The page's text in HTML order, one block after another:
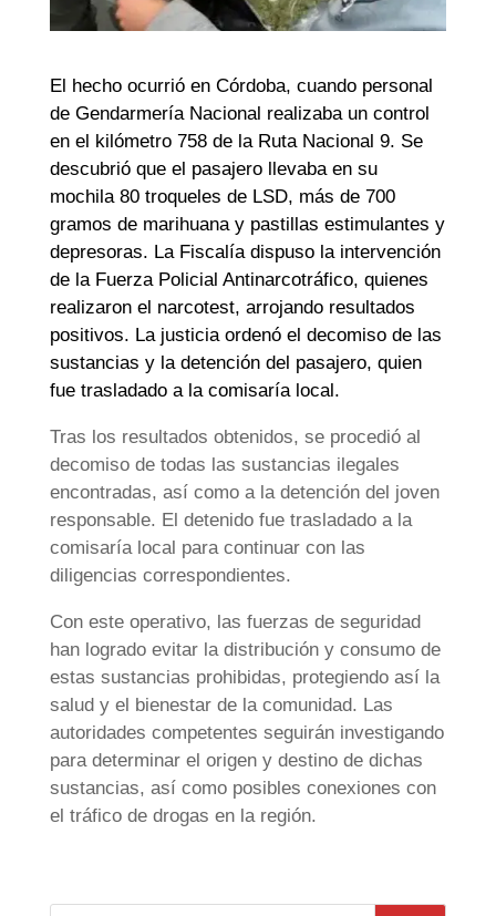
El hecho ocurrió en Córdoba, cuando personal
de Gendarmería Nacional realizaba un control
en el kilómetro 758 de la Ruta Nacional 9. Se
descubrió que el pasajero llevaba en su
mochila 80 troqueles de LSD, más de 700
gramos de marihuana y pastillas estimulantes y
depresoras. La Fiscalía dispuso la intervención
de la Fuerza Policial Antinarcotráfico, quienes
realizaron el narcotest, arrojando resultados
positivos. La justicia ordenó el decomiso de las
sustancias y la detención del pasajero, quien
fue trasladado a la comisaría local.
Tras los resultados obtenidos, se procedió al
decomiso de todas las sustancias ilegales
encontradas, así como a la detención del joven
responsable. El detenido fue trasladado a la
comisaría local para continuar con las
diligencias correspondientes.
Con este operativo, las fuerzas de seguridad
han logrado evitar la distribución y consumo de
estas sustancias prohibidas, protegiendo así la
salud y el bienestar de la comunidad. Las
autoridades competentes seguirán investigando
para determinar el origen y destino de dichas
sustancias, así como posibles conexiones con
el tráfico de drogas en la región.